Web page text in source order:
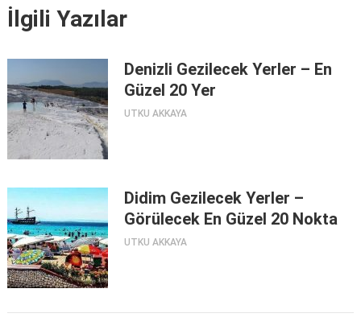
İlgili Yazılar
Denizli Gezilecek Yerler – En
Güzel 20 Yer
UTKU AKKAYA
Didim Gezilecek Yerler –
Görülecek En Güzel 20 Nokta
UTKU AKKAYA